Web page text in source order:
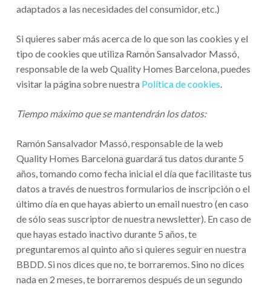
adaptados a las necesidades del consumidor, etc.)
Si quieres saber más acerca de lo que son las cookies y el
tipo de cookies que utiliza Ramón Sansalvador Massó,
responsable de la web Quality Homes Barcelona, puedes
visitar la página sobre nuestra Política de cookies.
Tiempo máximo que se mantendrán los datos:
Ramón Sansalvador Massó, responsable de la web
Quality Homes Barcelona guardará tus datos durante 5
años, tomando como fecha inicial el día que facilitaste tus
datos a través de nuestros formularios de inscripción o el
último día en que hayas abierto un email nuestro (en caso
de sólo seas suscriptor de nuestra newsletter). En caso de
que hayas estado inactivo durante 5 años, te
preguntaremos al quinto año si quieres seguir en nuestra
BBDD. Si nos dices que no, te borraremos. Sino no dices
nada en 2 meses, te borraremos después de un segundo